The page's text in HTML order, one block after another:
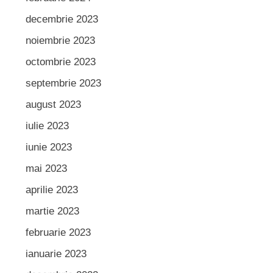
decembrie 2023
noiembrie 2023
octombrie 2023
septembrie 2023
august 2023
iulie 2023
iunie 2023
mai 2023
aprilie 2023
martie 2023
februarie 2023
ianuarie 2023